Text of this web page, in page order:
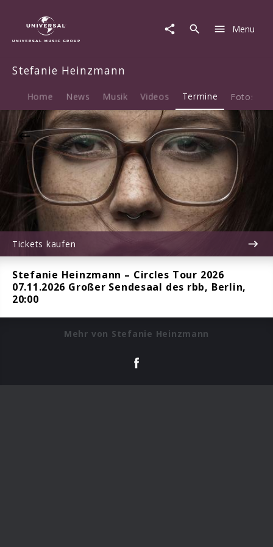
Heinzmann
07.11.2026
Sendesaal
Berlin,
20:00
Menu
Stefanie Heinzmann
Home News Musik Videos Termine Fotos
Stefanie Heinzmann – Circles Tour 2026
07.11.2026 Großer Sendesaal des rbb, Berlin,
20:00
Tickets kaufen
Mehr von Stefanie Heinzmann